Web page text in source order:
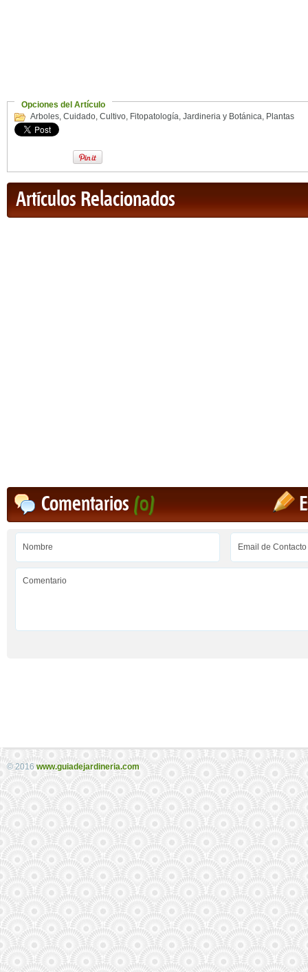
Opciones del Artículo
Arboles, Cuidado, Cultivo, Fitopatología, Jardineria y Botánica, Plantas
Artículos Relacionados
Comentarios(0)
© 2016 www.guiadejardineria.com